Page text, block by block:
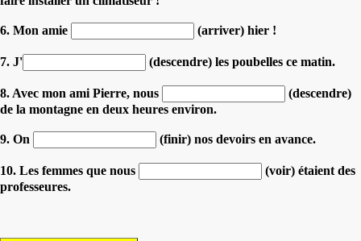
6. Mon amie (arriver) hier !
7. J' (descendre) les poubelles ce matin.
8. Avec mon ami Pierre, nous
(descendre)
de la montagne en deux heures environ.
9. On (finir) nos devoirs en avance.
10. Les femmes que nous
(voir) étaient des
professeures.